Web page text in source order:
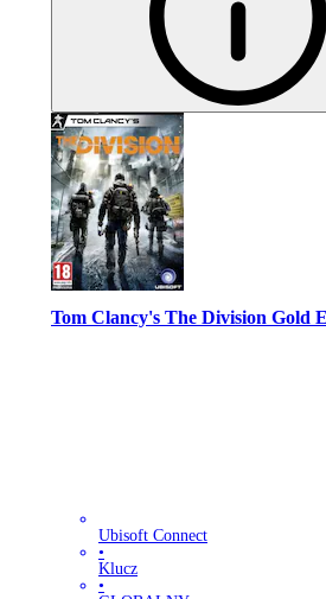
Tom Clancy's The Division Gold
Ubisoft Connect
•
Klucz
•